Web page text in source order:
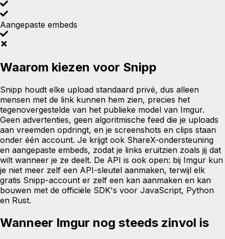
Aangepaste embeds
Waarom kiezen voor Snipp
Snipp houdt elke upload standaard privé, dus alleen
mensen met de link kunnen hem zien, precies het
tegenovergestelde van het publieke model van Imgur.
Geen advertenties, geen algoritmische feed die je uploads
aan vreemden opdringt, en je screenshots en clips staan
onder één account. Je krijgt ook ShareX-ondersteuning
en aangepaste embeds, zodat je links eruitzien zoals jij dat
wilt wanneer je ze deelt. De API is ook open: bij Imgur kun
je niet meer zelf een API-sleutel aanmaken, terwijl elk
gratis Snipp-account er zelf een kan aanmaken en kan
bouwen met de officiële SDK's voor JavaScript, Python
en Rust.
Wanneer Imgur nog steeds zinvol is